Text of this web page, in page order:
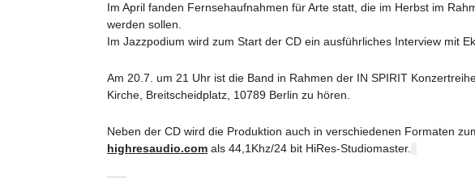
Im April fanden Fernsehaufnahmen für Arte statt, die im Herbst im
werden sollen.
Im Jazzpodium wird zum Start der CD ein ausführliches Interview mit
Am 20.7. um 21 Uhr ist die Band in Rahmen der IN SPIRIT
Kirche, Breitscheidplatz, 10789 Berlin zu hören.
Neben der CD wird die Produktion auch in verschiedenen Formaten
highresaudio.com als 44,1Khz/24 bit HiRes-Studiomaster.